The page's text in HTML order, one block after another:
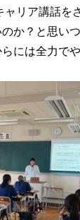
リア講話を
か？と思い
には全力で